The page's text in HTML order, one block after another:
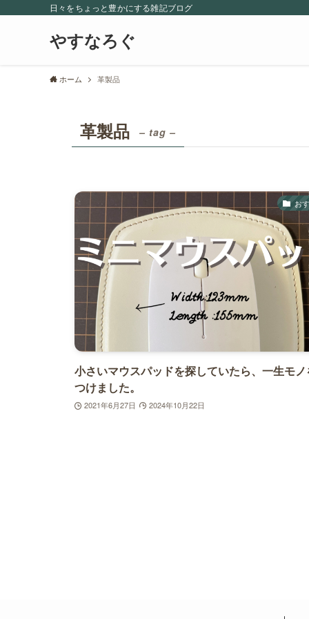
日々をちょっと豊かにする雑記ブログ
やすなろぐ
ホーム 革製品
革製品 – tag –
お
小さいマウスパッドを探していたら、一生モ
つけました。
2021年6月27日 2024年10月22日